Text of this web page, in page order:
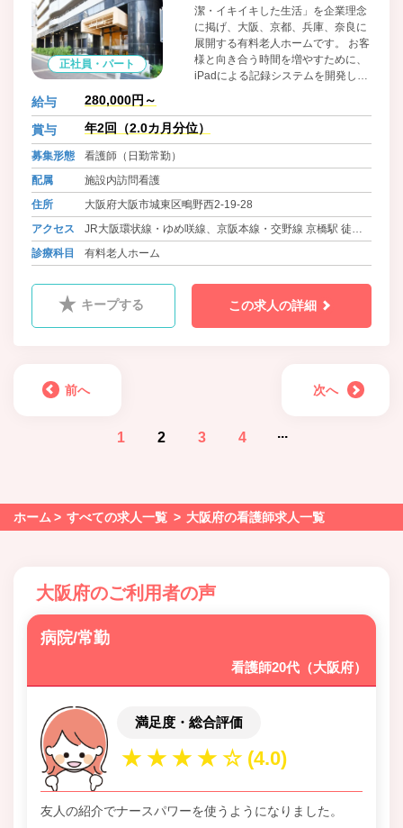
正社員・パート
潔・イキイキした生活」を企業理念
に掲げ、大阪、京都、兵庫、奈良に
展開する有料老人ホームです。 お客
様と向き合う時間を増やすために、
iPadによる記録システムを開発し、
の対応能力の向上など、多様化する
給与 280,000円～
賞与 年2回（2.0カ月分位）
募集形態
看護師（日勤常勤）
配属
施設内訪問看護
住所
大阪府大阪市城東区鴫野西2-19-28
アクセス
JR大阪環状線・ゆめ咲線、京阪本線・交野線 京橋駅 徒歩6
分
診療科目 有料老人ホーム
キープする この求人の詳細
前へ 次へ
1 2 3 4 ...
ホーム すべての求人一覧 大阪府の看護師求人一覧
大阪府のご利用者の声
病院/常勤
看護師20代（大阪府）
満足度・総合評価
友人の紹介でナースパワーを使うようになりました。